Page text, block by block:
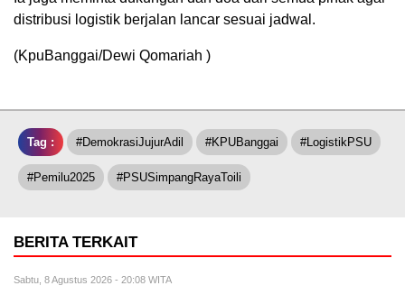
distribusi logistik berjalan lancar sesuai jadwal.
(KpuBanggai/Dewi Qomariah )
Tag : #DemokrasiJujurAdil #KPUBanggai #LogistikPSU
#Pemilu2025 #PSUSimpangRayaToili
BERITA TERKAIT
Sabtu, 8 Agustus 2026 - 20:08 WITA